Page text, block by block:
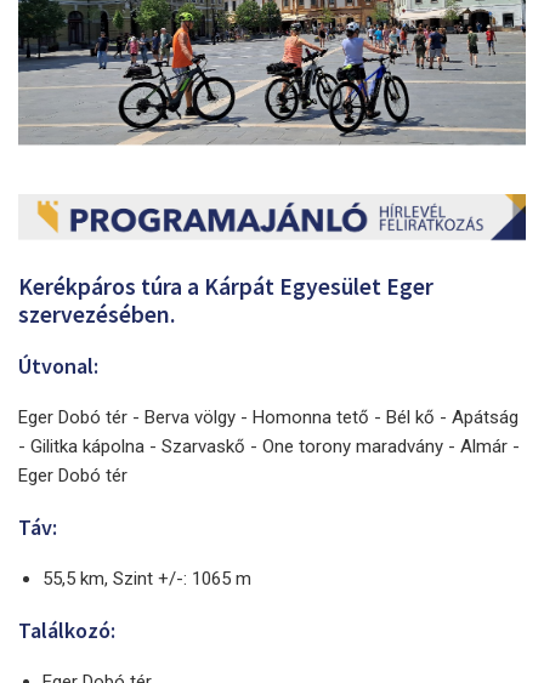
Kerékpáros túra a Kárpát Egyesület Eger
szervezésében.
Útvonal:
Eger Dobó tér - Berva völgy - Homonna tető - Bél kő - Apátság
- Gilitka kápolna - Szarvaskő - One torony maradvány - Almár -
Eger Dobó tér
Táv:
55,5 km, Szint +/-: 1065 m
Találkozó: